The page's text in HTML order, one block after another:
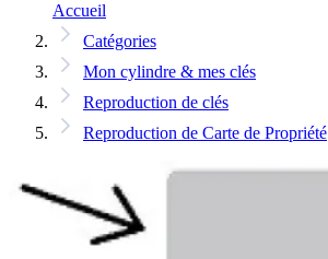
Accueil
Catégories
Mon cylindre & mes clés
Reproduction de clés
Reproduction de Carte de Propriété